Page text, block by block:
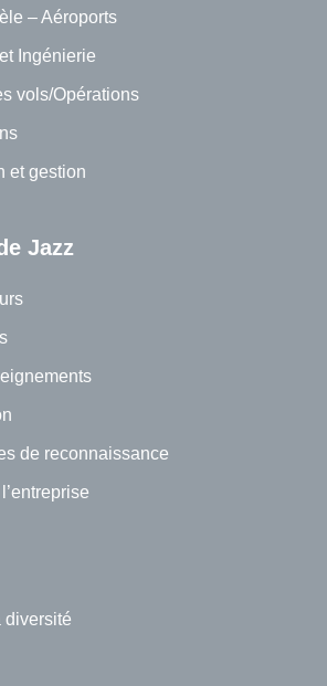
– Aéroports
Ingénierie
vols/Opérations
et gestion
Jazz
de reconnaissance
diversité